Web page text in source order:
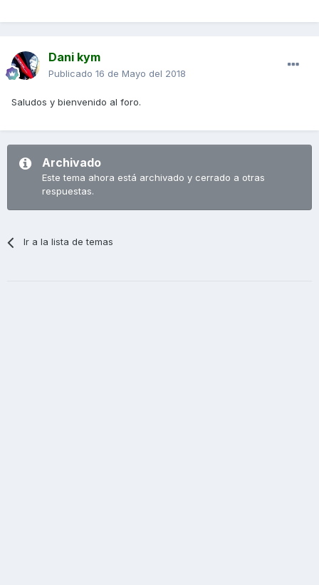
Dani kym
Publicado 16 de Mayo del 2018
Saludos y bienvenido al foro.
Archivado
Este tema ahora está archivado y cerrado a otras
respuestas.
Ir a la lista de temas